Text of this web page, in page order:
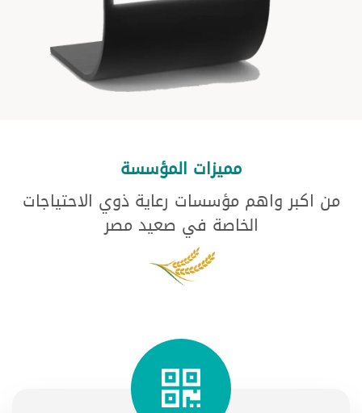
مميزات المؤسسة
من اكبر واهم مؤسسات رعاية ذوي الاحتياجات
الخاصة في صعيد مصر